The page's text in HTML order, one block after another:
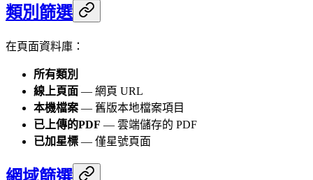
類別篩選
在頁面資料庫：
所有類別
線上頁面 — 網頁 URL
本機檔案 — 舊版本地檔案項目
已上傳的PDF — 雲端儲存的 PDF
已加星標 — 僅星號頁面